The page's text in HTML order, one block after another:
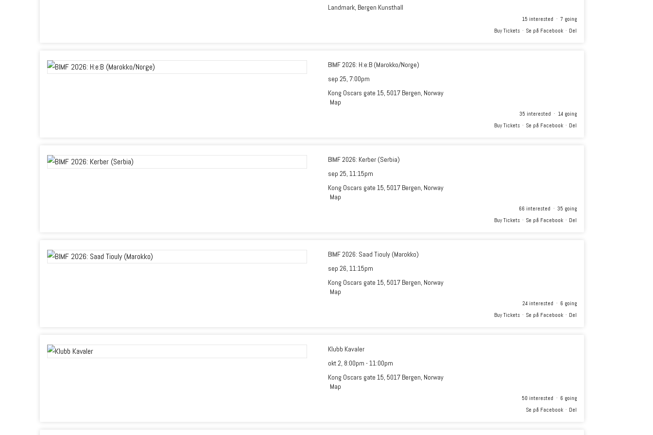
Landmark, Bergen Kunsthall
15 interested · 7 going
Buy Tickets · Se på Facebook · Del
BIMF 2026: H:e:B (Marokko/Norge)
sep 25, 7:00pm
Kong Oscars gate 15, 5017 Bergen, Norway
Map
35 interested · 14 going
Buy Tickets · Se på Facebook · Del
BIMF 2026: Kerber (Serbia)
sep 25, 11:15pm
Kong Oscars gate 15, 5017 Bergen, Norway
Map
66 interested · 35 going
Buy Tickets · Se på Facebook · Del
BIMF 2026: Saad Tiouly (Marokko)
sep 26, 11:15pm
Kong Oscars gate 15, 5017 Bergen, Norway
Map
24 interested · 6 going
Buy Tickets · Se på Facebook · Del
Klubb Kavaler
okt 2, 8:00pm -11:00pm
Kong Oscars gate 15, 5017 Bergen, Norway
Map
50 interested · 6 going
Se på Facebook · Del